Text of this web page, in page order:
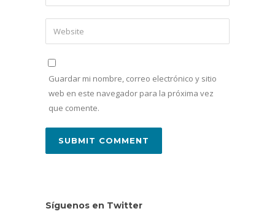
Guardar mi nombre, correo electrónico y sitio
web en este navegador para la próxima vez
que comente.
Síguenos en Twitter